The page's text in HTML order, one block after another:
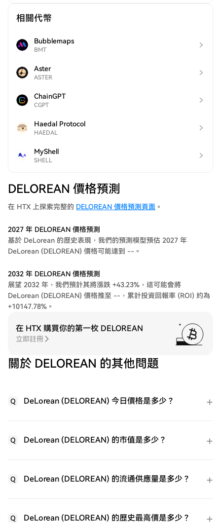
相關代幣
Bubblemaps
BMT
Aster
ASTER
ChainGPT
CGPT
Haedal Protocol
HAEDAL
MyShell
SHELL
DELOREAN 價格預測
在 HTX 上探索完整的 DELOREAN 價格預測頁面 。
2027 年 DELOREAN 價格預測
基於 DeLorean 的歷史表現，我們的預測模型預估 2027 年
DeLorean (DELOREAN) 價格可能達到 --。
2032 年 DELOREAN 價格預測
展望 2032 年，我們預計其將漲跌 +43.23%，這可能會將
DeLorean (DELOREAN) 價格推至 --，累計投資回報率 (ROI) 約為
+10147.78%。
在 HTX 購買你的第一枚 DELOREAN
立即註冊
關於 DELOREAN 的其他問題
Q DeLorean (DELOREAN) 今日價格是多少？
Q DeLorean (DELOREAN) 的市值是多少？
Q DeLorean (DELOREAN) 的流通供應量是多少？
Q DeLorean (DELOREAN) 的歷史最高價是多少？